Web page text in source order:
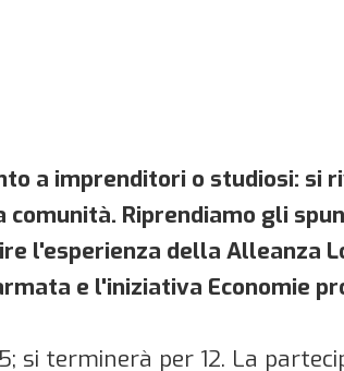
a imprenditori o studiosi: si
Riprendiamo gli
l'esperienza della Alleanza
e l'iniziativa Economie
si terminerà per 12. La